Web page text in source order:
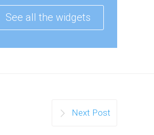
See all the widgets
Next Post